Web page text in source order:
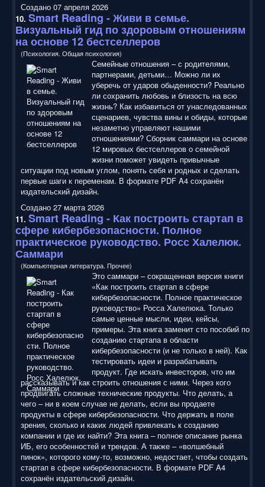
Создано 07 апреля 2026
10. Smart Reading - Живи в семье.
Визуальный гид по здоровым отношениям
на основе 12 бестселлеров
(Психология. Общая психология)
Семейные отношения – с родителями,
партнерами, детьми… Можно ли их
уберечь от ударов обыденности? Реально
ли сохранить любовь и близость на всю
жизнь? Как избавиться от унаследованных
сценариев, чувства вины и обиды, которые
незаметно управляют нашими
отношениями? Сборник саммари на основе
12 мировых бестселлеров о семейной
жизни поможет увидеть привычные
ситуации под новым углом, понять себя и родных и сделать
первые шаги к переменам. В формате PDF A4 сохранён
издательский дизайн.
Создано 27 марта 2026
11. Smart Reading - Как построить стартап в
сфере кибербезопасности. Полное
практическое руководство. Росс Халелюк.
Саммари
(Компьютерная литература. Прочее)
Это саммари – сокращенная версия книги
«Как построить стартап в сфере
кибербезопасности. Полное практическое
руководство» Росса Халелюка. Только
самые ценные мысли, идеи, кейсы,
примеры. Эта книга заменит сто пособий по
созданию стартапа в области
кибербезопасности (и не только в ней). Как
тестировать идеи и разрабатывать
продукт. Где искать инвесторов, что им
рассказывать и как строить отношения с ними. Через кого
продвигать сложные технические продукты. Что делать, а
чего – ни в коем случае не делать, если вы продаете
продукты в сфере кибербезопасности. Что держать в поле
зрения, сколько и каких людей привлекать к созданию
компании и где их найти? Эта книга – полное описание рынка
ИБ, его особенностей и трендов. А также – «волшебный
пинок», которого кому-то, возможно, недостает, чтобы создать
стартап в сфере кибербезопасности. В формате PDF A4
сохранён издательский дизайн.